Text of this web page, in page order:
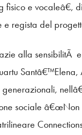
fisico e vocaleâ€,
e regista del
alla sensibilitÃ
Santâ€™Elena,
generazionali,
sociale â€œNon